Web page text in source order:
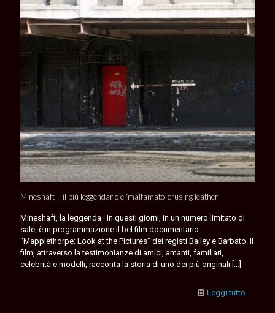
Mineshaft – il più leggendario e ‘malfamato’ crusing leather
Mineshaft, la leggenda In questi giorni, in un numero limitato di
sale, è in programmazione il bel film documentario
“Mapplethorpe: Look at the Pictures” dei registi Bailey e Barbato. Il
film, attraverso la testimonianze di amici, amanti, familiari,
celebrità e modelli, racconta la storia di uno dei più originali […]
Leggi tutto